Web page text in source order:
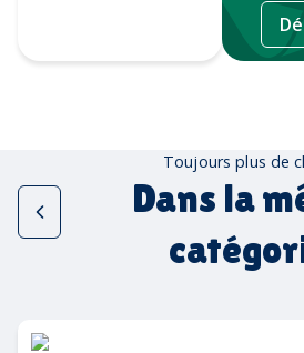
Toujours plus de
Dans la